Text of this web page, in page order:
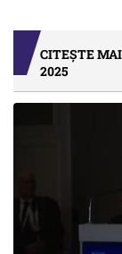
CITEȘTE
2025